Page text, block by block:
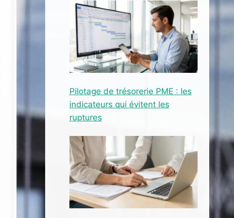
Pilotage de trésorerie PME : les
indicateurs qui évitent les
ruptures